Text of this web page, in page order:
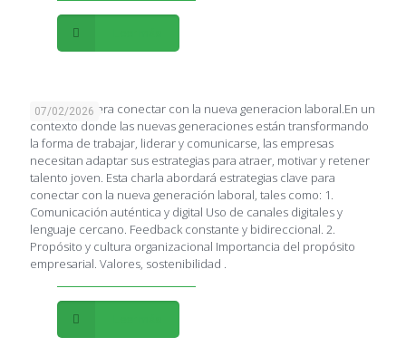
07/02/2026
Estrategias para conectar con la nueva generacion laboral.En un
contexto donde las nuevas generaciones están transformando
la forma de trabajar, liderar y comunicarse, las empresas
necesitan adaptar sus estrategias para atraer, motivar y retener
talento joven. Esta charla abordará estrategias clave para
conectar con la nueva generación laboral, tales como: 1.
Comunicación auténtica y digital Uso de canales digitales y
lenguaje cercano. Feedback constante y bidireccional. 2.
Propósito y cultura organizacional Importancia del propósito
empresarial. Valores, sostenibilidad .